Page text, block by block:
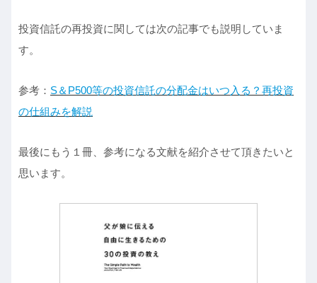
投資信託の再投資に関しては次の記事でも説明していま
す。
参考： S＆P500等の投資信託の分配金はいつ入る？再投資
の仕組みを解説
最後にもう１冊、参考になる文献を紹介させて頂きたいと
思います。